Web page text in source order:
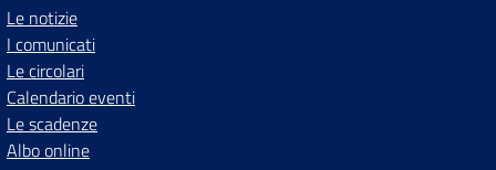
Le notizie
I comunicati
Le circolari
Calendario eventi
Le scadenze
Albo online